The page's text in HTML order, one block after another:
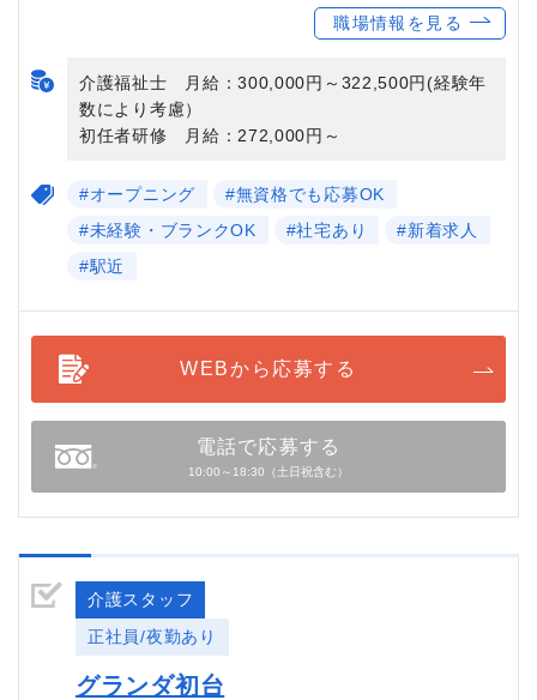
職場情報を見る
介護福祉士 月給：300,000円～322,500円(経験年
数により考慮）
初任者研修 月給：272,000円～
#オープニング
#無資格でも応募OK
#未経験・ブランクOK
#社宅あり
#新着求人
#駅近
WEBから応募する
電話で応募する
10:00～18:30（土日祝含む）
介護スタッフ
正社員/夜勤あり
グランダ初台